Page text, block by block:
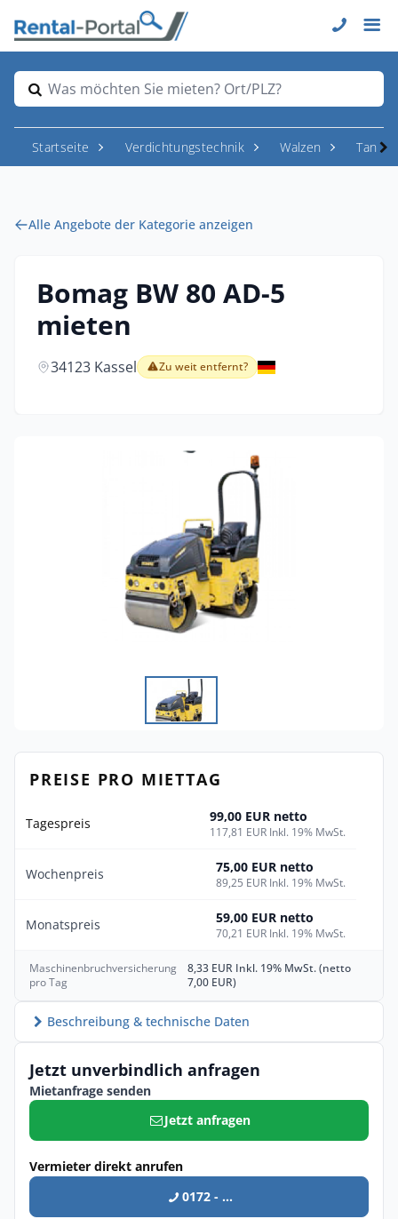
Was möchten Sie mieten? Ort/PLZ?
Startseite Verdichtungstechnik Walzen
Alle Angebote der Kategorie anzeigen
Bomag BW 80 AD-5
mieten
34123 Kassel Zu weit entfernt?
PREISE PRO MIETTAG
Tagespreis 99,00 EUR netto
117,81 EUR Inkl. 19% MwSt.
Wochenpreis 75,00 EUR netto
89,25 EUR Inkl. 19% MwSt.
Monatspreis 59,00 EUR netto
70,21 EUR Inkl. 19% MwSt.
Maschinenbruchversicherung
pro Tag
8,33 EUR Inkl. 19% MwSt. (netto
7,00 EUR)
Beschreibung & technische Daten
Jetzt unverbindlich anfragen
Mietanfrage senden
Jetzt anfragen
Vermieter direkt anrufen
0172 - ...